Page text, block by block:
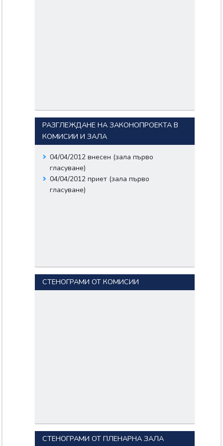
РАЗГЛЕЖДАНЕ НА ЗАКОНОПРОЕКТА В
КОМИСИИ И ЗАЛА
04/04/2012 внесен (зала първо
гласуване)
04/04/2012 приет (зала първо
гласуване)
СТЕНОГРАМИ ОТ КОМИСИИ
СТЕНОГРАМИ ОТ ПЛЕНАРНА ЗАЛА